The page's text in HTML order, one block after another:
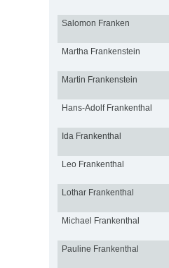
Salomon Franken
Martha Frankenstein
Martin Frankenstein
Hans-Adolf Frankenthal
Ida Frankenthal
Leo Frankenthal
Lothar Frankenthal
Michael Frankenthal
Pauline Frankenthal